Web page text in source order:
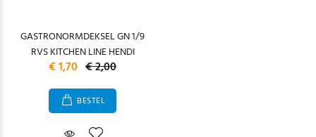
GASTRONORMDEKSEL GN 1/9
RVS KITCHEN LINE HENDI
€ 1,70 € 2,00
BESTEL